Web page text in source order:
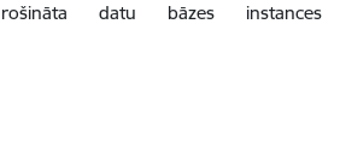
datu bāzes instances